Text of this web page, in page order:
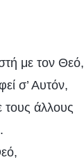
με τον Θεό,
σ’ Αυτόν,
τους άλλους